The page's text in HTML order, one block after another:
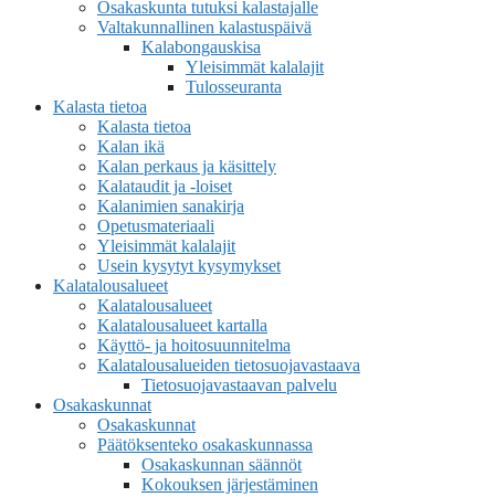
Osakaskunta tutuksi kalastajalle
Valtakunnallinen kalastuspäivä
Kalabongauskisa
Yleisimmät kalalajit
Tulosseuranta
Kalasta tietoa
Kalasta tietoa
Kalan ikä
Kalan perkaus ja käsittely
Kalataudit ja -loiset
Kalanimien sanakirja
Opetusmateriaali
Yleisimmät kalalajit
Usein kysytyt kysymykset
Kalatalousalueet
Kalatalousalueet
Kalatalousalueet kartalla
Käyttö- ja hoitosuunnitelma
Kalatalousalueiden tietosuojavastaava
Tietosuojavastaavan palvelu
Osakaskunnat
Osakaskunnat
Päätöksenteko osakaskunnassa
Osakaskunnan säännöt
Kokouksen järjestäminen